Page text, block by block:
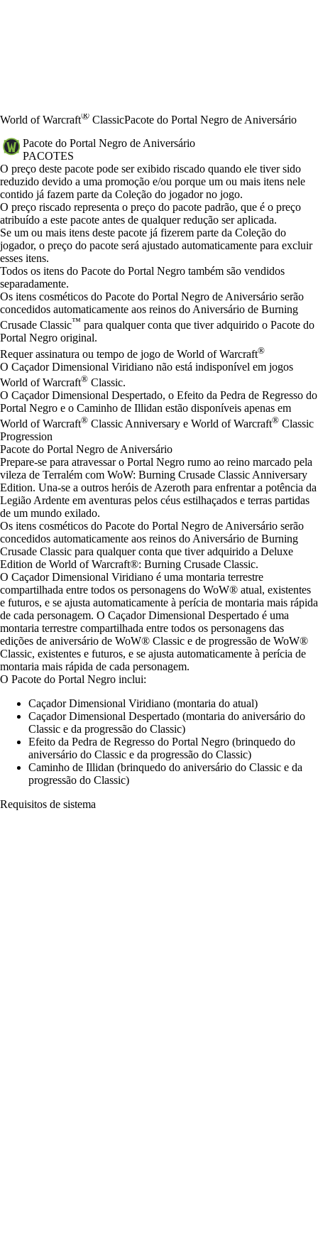
World of Warcraft® ClassicPacote do Portal Negro de Aniversário
Pacote do Portal Negro de Aniversário
PACOTES
Preço
Available actions
O preço deste pacote pode ser exibido riscado quando ele tiver sido
reduzido devido a uma promoção e/ou porque um ou mais itens nele
contido já fazem parte da Coleção do jogador no jogo.
O preço riscado representa o preço do pacote padrão, que é o preço
atribuído a este pacote antes de qualquer redução ser aplicada.
Se um ou mais itens deste pacote já fizerem parte da Coleção do
jogador, o preço do pacote será ajustado automaticamente para excluir
esses itens.
Todos os itens do Pacote do Portal Negro também são vendidos
separadamente.
Os itens cosméticos do Pacote do Portal Negro de Aniversário serão
concedidos automaticamente aos reinos do Aniversário de Burning
Crusade Classic™ para qualquer conta que tiver adquirido o Pacote do
Portal Negro original.
Requer assinatura ou tempo de jogo de World of Warcraft®
O Caçador Dimensional Viridiano não está indisponível em jogos
World of Warcraft® Classic.
O Caçador Dimensional Despertado, o Efeito da Pedra de Regresso do
Portal Negro e o Caminho de Illidan estão disponíveis apenas em
World of Warcraft® Classic Anniversary e World of Warcraft® Classic
Progression
Pacote do Portal Negro de Aniversário
Prepare-se para atravessar o Portal Negro rumo ao reino marcado pela
vileza de Terralém com WoW: Burning Crusade Classic Anniversary
Edition. Una-se a outros heróis de Azeroth para enfrentar a potência da
Legião Ardente em aventuras pelos céus estilhaçados e terras partidas
de um mundo exilado.
Os itens cosméticos do Pacote do Portal Negro de Aniversário serão
concedidos automaticamente aos reinos do Aniversário de Burning
Crusade Classic para qualquer conta que tiver adquirido a Deluxe
Edition de World of Warcraft®: Burning Crusade Classic.
O Caçador Dimensional Viridiano é uma montaria terrestre
compartilhada entre todos os personagens do WoW® atual, existentes
e futuros, e se ajusta automaticamente à perícia de montaria mais rápida
de cada personagem. O Caçador Dimensional Despertado é uma
montaria terrestre compartilhada entre todos os personagens das
edições de aniversário de WoW® Classic e de progressão de WoW®
Classic, existentes e futuros, e se ajusta automaticamente à perícia de
montaria mais rápida de cada personagem.
O Pacote do Portal Negro inclui:
Caçador Dimensional Viridiano (montaria do atual)
Caçador Dimensional Despertado (montaria do aniversário do
Classic e da progressão do Classic)
Efeito da Pedra de Regresso do Portal Negro (brinquedo do
aniversário do Classic e da progressão do Classic)
Caminho de Illidan (brinquedo do aniversário do Classic e da
progressão do Classic)
Requisitos de sistema